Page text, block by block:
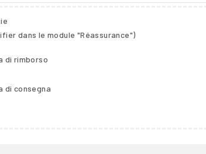
dans le module "Réassurance")
di rimborso
di consegna